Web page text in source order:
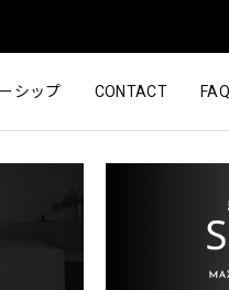
シップ CONTACT FAQ